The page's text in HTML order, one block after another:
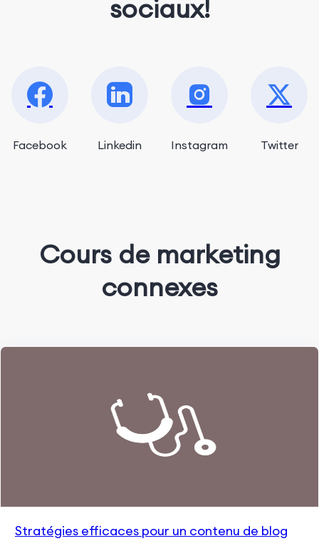
sociaux!
Facebook Linkedin Instagram Twitter
Cours de marketing
connexes
Stratégies efficaces pour un contenu de blog